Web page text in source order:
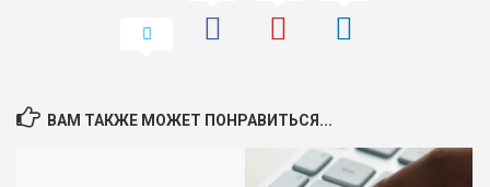
ВАМ ТАКЖЕ МОЖЕТ ПОНРАВИТЬСЯ...